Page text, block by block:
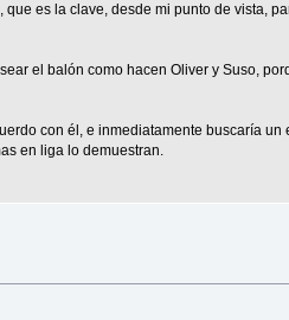
es la clave, desde mi punto de vista,
el balón como hacen Oliver y Suso,
con él, e inmediatamente buscaría un
en liga lo demuestran.